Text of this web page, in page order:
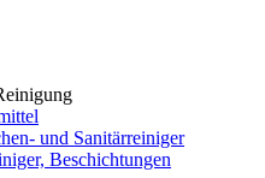
und Sanitärreiniger
Beschichtungen